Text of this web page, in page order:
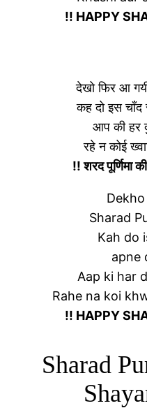
!! HAPPY
देखो फिर आ गयी
कह दो इस
आप की हर
रहे न कोई
!! शरद पूर्णिमा
Sharad
Kah do
apne
Aap ki har
Rahe na koi
!! HAPPY
Sharad